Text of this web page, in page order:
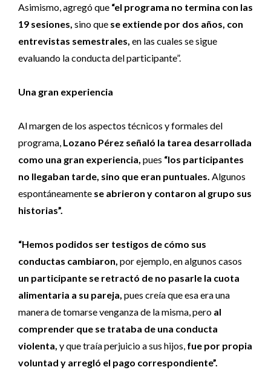
Asimismo, agregó que “el programa no termina con las
19 sesiones, sino que se extiende por dos años, con
entrevistas semestrales, en las cuales se sigue
evaluando la conducta del participante”.
Una gran experiencia
Al margen de los aspectos técnicos y formales del
programa, Lozano Pérez señaló la tarea desarrollada
como una gran experiencia, pues “los participantes
no llegaban tarde, sino que eran puntuales. Algunos
espontáneamente se abrieron y contaron al grupo sus
historias”.
“Hemos podidos ser testigos de cómo sus
conductas cambiaron, por ejemplo, en algunos casos
un participante se retractó de no pasarle la cuota
alimentaria a su pareja, pues creía que esa era una
manera de tomarse venganza de la misma, pero al
comprender que se trataba de una conducta
violenta, y que traía perjuicio a sus hijos, fue por propia
voluntad y arregló el pago correspondiente”.